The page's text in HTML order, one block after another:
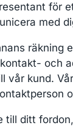
för
med
och
vår kund.
till ditt